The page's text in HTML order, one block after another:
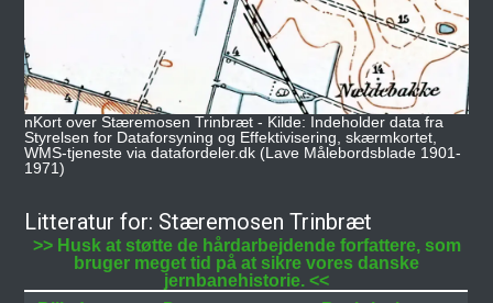
nKort over Stæremosen Trinbræt - Kilde: Indeholder data fra
Styrelsen for Dataforsyning og Effektivisering, skærmkortet,
WMS-tjeneste via datafordeler.dk (Lave Målebordsblade 1901-
1971)
Litteratur for: Stæremosen Trinbræt
>> Husk at støtte de hårdarbejdende forfattere, som
bruger meget tid på at sikre vores danske
jernbanehistorie. <<